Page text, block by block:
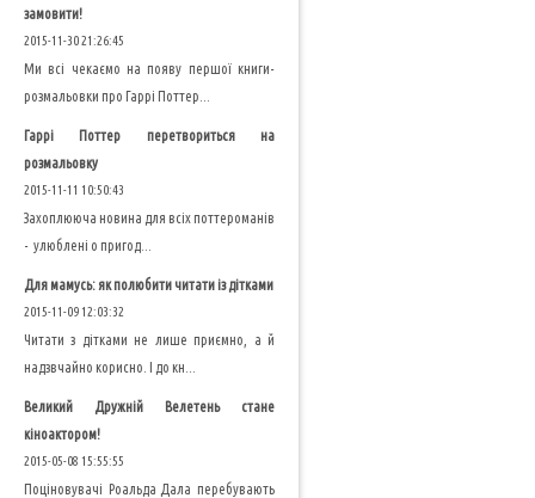
замовити!
2015-11-30 21:26:45
Ми всі чекаємо на появу першої книги-
розмальовки про Гаррі Поттер...
Гаррі Поттер перетвориться на
розмальовку
2015-11-11 10:50:43
Захоплююча новина для всіх поттероманів
- улюблені о пригод...
Для мамусь: як полюбити читати із дітками
2015-11-09 12:03:32
Читати з дітками не лише приємно, а й
надзвчайно корисно. І до кн...
Великий Дружній Велетень стане
кіноактором!
2015-05-08 15:55:55
Поціновувачі Роальда Дала перебувають